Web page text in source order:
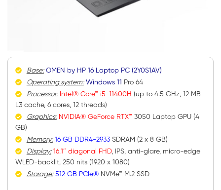
Base: OMEN by HP 16 Laptop PC (2Y0S1AV)
Operating system: Windows 11 Pro 64
Processor: Intel® Core™ i5-11400H (up to 4.5 GHz, 12 MB
L3 cache, 6 cores, 12 threads)
Graphics: NVIDIA® GeForce RTX™ 3050 Laptop GPU (4
GB)
Memory: 16 GB DDR4-2933SDRAM (2 x 8 GB)
Display: 16.1″ diagonal FHD, IPS, anti-glare, micro-edge
WLED-backlit, 250 nits (1920 x 1080)
Storage: 512 GB PCIe®NVMe™ M.2 SSD